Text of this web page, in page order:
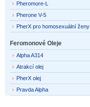
Pheromore-L
Pherone V-5
PherX pro homosexuální ženy
Feromonové Oleje
Alpha A314
Atrakcí olej
PherX olej
Pravda Alpha